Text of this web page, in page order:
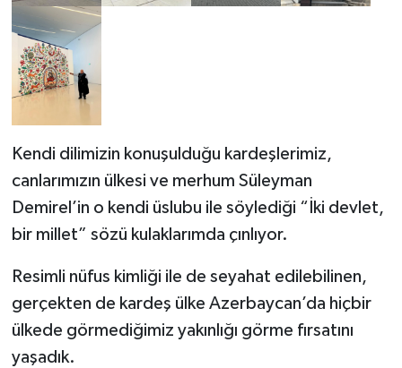
Kendi dilimizin konuşulduğu kardeşlerimiz,
canlarımızın ülkesi ve merhum Süleyman
Demirel’in o kendi üslubu ile söylediği “İki devlet,
bir millet” sözü kulaklarımda çınlıyor.
Resimli nüfus kimliği ile de seyahat edilebilinen,
gerçekten de kardeş ülke Azerbaycan’da hiçbir
ülkede görmediğimiz yakınlığı görme fırsatını
yaşadık.